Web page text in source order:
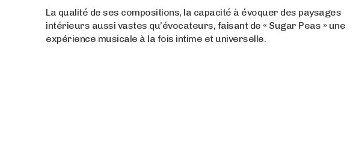
La qualité de ses compositions, la capacité à évoquer des paysages
intérieurs aussi vastes qu’évocateurs, faisant de « Sugar Peas » une
expérience musicale à la fois intime et universelle.